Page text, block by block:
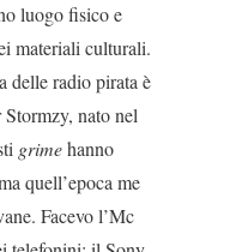
luogo fisico e
materiali culturali.
delle radio pirata è
nato nel
grimehanno
quell’epoca me
Facevo l’Mc